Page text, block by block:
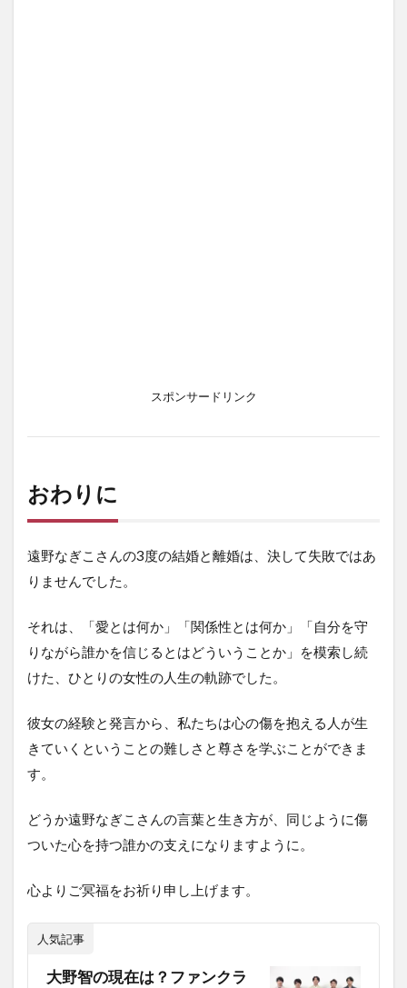
スポンサードリンク
おわりに
遠野なぎこさんの3度の結婚と離婚は、決して失敗ではあ
りませんでした。
それは、「愛とは何か」「関係性とは何か」「自分を守
りながら誰かを信じるとはどういうことか」を模索し続
けた、ひとりの女性の人生の軌跡でした。
彼女の経験と発言から、私たちは心の傷を抱える人が生
きていくということの難しさと尊さを学ぶことができま
す。
どうか遠野なぎこさんの言葉と生き方が、同じように傷
ついた心を持つ誰かの支えになりますように。
心よりご冥福をお祈り申し上げます。
人気記事
大野智の現在は？ファンクラ